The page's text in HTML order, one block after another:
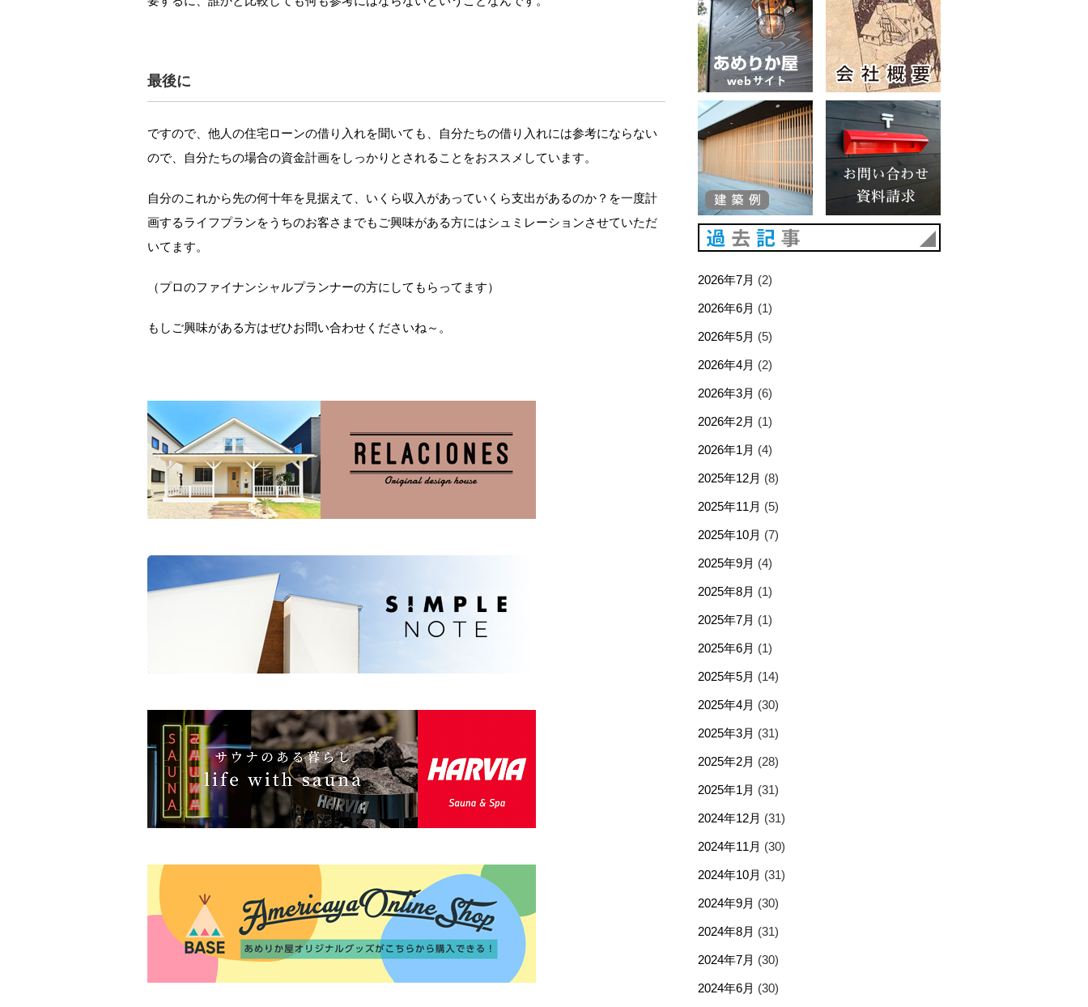
最後に
ですので、他人の住宅ローンの借り入れを聞いても、自分たちの借り入れには参考にならない
ので、自分たちの場合の資金計画をしっかりとされることをおススメしています。
自分のこれから先の何十年を見据えて、いくら収入があっていくら支出があるのか？を一度計
画するライフプランをうちのお客さまでもご興味がある方にはシュミレーションさせていただ
いてます。
（プロのファイナンシャルプランナーの方にしてもらってます）
もしご興味がある方はぜひお問い合わせくださいね～。
2026年7月 (2)
2026年6月 (1)
2026年5月 (5)
2026年4月 (2)
2026年3月 (6)
2026年2月 (1)
2026年1月 (4)
2025年12月 (8)
2025年11月 (5)
2025年10月 (7)
2025年9月 (4)
2025年8月 (1)
2025年7月 (1)
2025年6月 (1)
2025年5月 (14)
2025年4月 (30)
2025年3月 (31)
2025年2月 (28)
2025年1月 (31)
2024年12月 (31)
2024年11月 (30)
2024年10月 (31)
2024年9月 (30)
2024年8月 (31)
2024年7月 (30)
2024年6月 (30)